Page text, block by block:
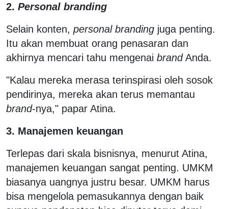
2. Personal branding
Selain konten, personal branding juga penting.
Itu akan membuat orang penasaran dan
akhirnya mencari tahu mengenai brandAnda.
"Kalau mereka merasa terinspirasi oleh sosok
pendirinya, mereka akan terus memantau
brand-nya," papar Atina.
3. Manajemen keuangan
Terlepas dari skala bisnisnya, menurut Atina,
manajemen keuangan sangat penting. UMKM
biasanya uangnya justru besar. UMKM harus
bisa mengelola pemasukannya dengan baik